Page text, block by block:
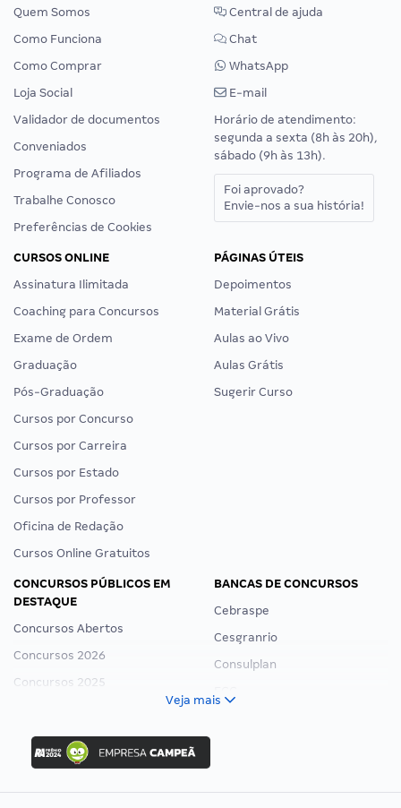
Quem Somos
Como Funciona
Como Comprar
Loja Social
Validador de documentos
Conveniados
Programa de Afiliados
Trabalhe Conosco
Preferências de Cookies
Central de ajuda
Chat
WhatsApp
E-mail
Horário de atendimento:
segunda a sexta (8h às 20h),
sábado (9h às 13h).
Foi aprovado?
Envie-nos a sua história!
CURSOS ONLINE
Assinatura Ilimitada
Coaching para Concursos
Exame de Ordem
Graduação
Pós-Graduação
Cursos por Concurso
Cursos por Carreira
Cursos por Estado
Cursos por Professor
Oficina de Redação
Cursos Online Gratuitos
PÁGINAS ÚTEIS
Depoimentos
Material Grátis
Aulas ao Vivo
Aulas Grátis
Sugerir Curso
CONCURSOS PÚBLICOS EM
DESTAQUE
Concursos Abertos
Concursos 2026
Concursos 2025
Concurso Ibama
Concurso MPU
Editais publicados
BANCAS DE CONCURSOS
Cebraspe
Cesgranrio
Consulplan
Veja mais